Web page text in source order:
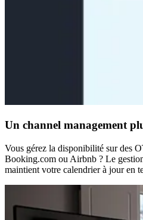
Un channel management
Vous gérez la disponibilité sur des
Booking.com ou Airbnb ? Le
maintient votre calendrier à jour en